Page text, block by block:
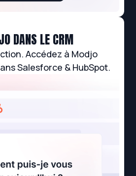
DANS LE CRM
Accédez à Modjo
Salesforce & HubSpot.